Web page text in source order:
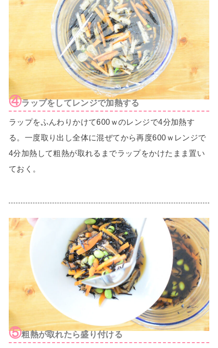
④ラップをしてレンジで加熱する
ラップをふんわりかけて600ｗのレンジで4分加熱す
る。一度取り出し全体に混ぜてから再度600ｗレンジで
4分加熱して粗熱が取れるまでラップをかけたまま置い
ておく。
⑤粗熱が取れたら盛り付ける